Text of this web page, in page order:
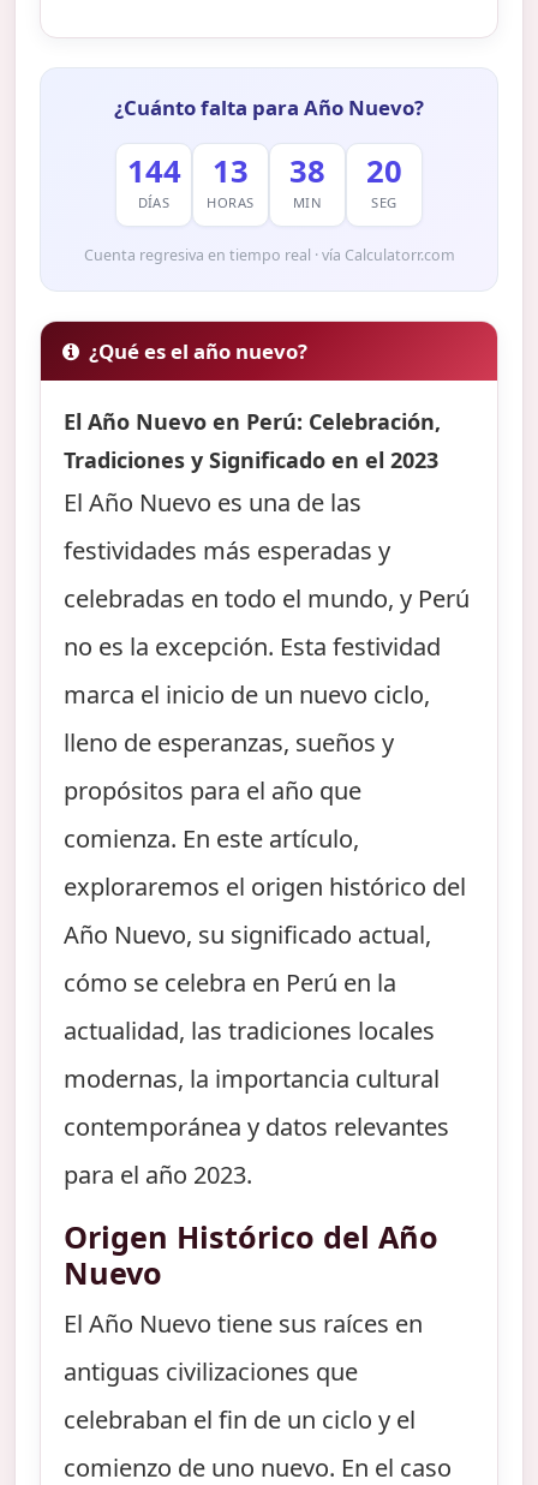
¿Cuánto falta para Año Nuevo?
144
DÍAS
13
HORAS
38
MIN
19
SEG
Cuenta regresiva en tiempo real · vía Calculatorr.com
¿Qué es el año nuevo?
El Año Nuevo en Perú: Celebración,
Tradiciones y Significado en el 2023
El Año Nuevo es una de las
festividades más esperadas y
celebradas en todo el mundo, y Perú
no es la excepción. Esta festividad
marca el inicio de un nuevo ciclo,
lleno de esperanzas, sueños y
propósitos para el año que
comienza. En este artículo,
exploraremos el origen histórico del
Año Nuevo, su significado actual,
cómo se celebra en Perú en la
actualidad, las tradiciones locales
modernas, la importancia cultural
contemporánea y datos relevantes
para el año 2023.
Origen Histórico del Año
Nuevo
El Año Nuevo tiene sus raíces en
antiguas civilizaciones que
celebraban el fin de un ciclo y el
comienzo de uno nuevo. En el caso